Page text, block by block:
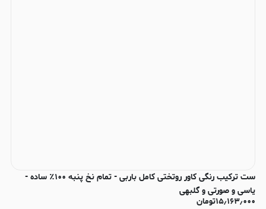
ست ترکیب رنگی کاور روتختی کامل باربی - تمام نخ پنبه ۱۰۰٪ ساده -
یاسی و صورتی و گلبهی
۱۵٫۱۶۳٫۰۰۰تومان